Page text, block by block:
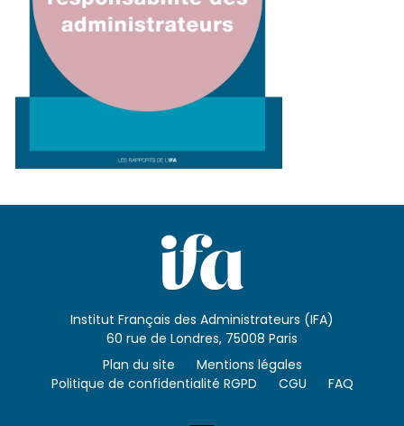
Institut Français des Administrateurs (IFA)
60 rue de Londres, 75008 Paris
Plan du site
Mentions légales
Politique de confidentialité RGPD
CGU FAQ